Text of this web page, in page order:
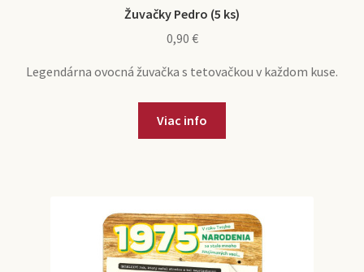
Žuvačky Pedro (5 ks)
0,90 €
Legendárna ovocná žuvačka s tetovačkou v každom kuse.
Viac info